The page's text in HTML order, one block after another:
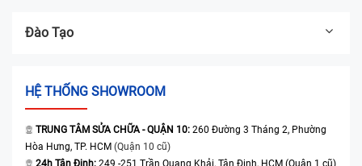
Đào Tạo
HỆ THỐNG SHOWROOM
TRUNG TÂM SỬA CHỮA - QUẬN 10: 260 Đường 3 Tháng 2, Phường
Hòa Hưng, TP. HCM (Quận 10 cũ)
24h Tân Định: 249 -251 Trần Quang Khải, Tân Định, HCM (Quận 1 cũ)